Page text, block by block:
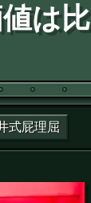
は比
式屁理屈